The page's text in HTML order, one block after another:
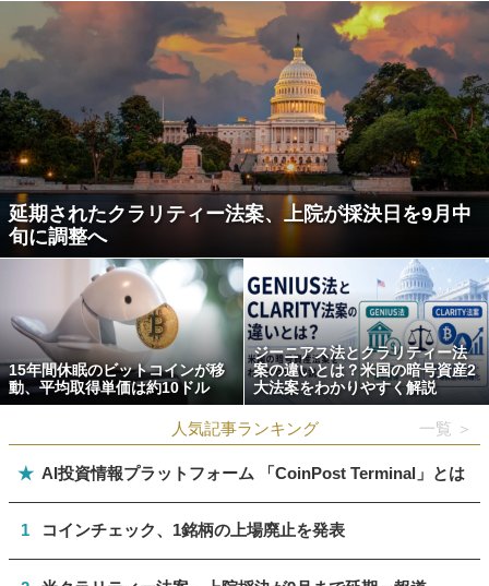
延期されたクラリティー法案、上院が採決日を9月中
旬に調整へ
15年間休眠のビットコインが移
動、平均取得単価は約10ドル
ジーニアス法とクラリティー法
案の違いとは？米国の暗号資産2
大法案をわかりやすく解説
人気記事ランキング 一覧 ＞
★ AI投資情報プラットフォーム 「CoinPost Terminal」とは
1 コインチェック、1銘柄の上場廃止を発表